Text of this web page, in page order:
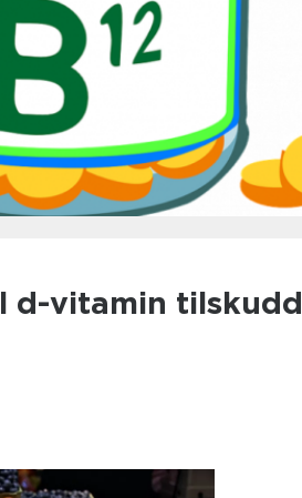
d-vitamin tilskudd